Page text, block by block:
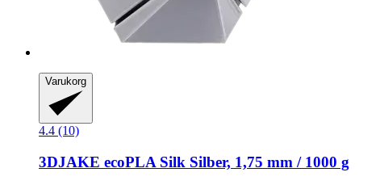
Varukorg
4.4 (10)
3DJAKE ecoPLA Silk Silber, 1,75 mm / 1000 g